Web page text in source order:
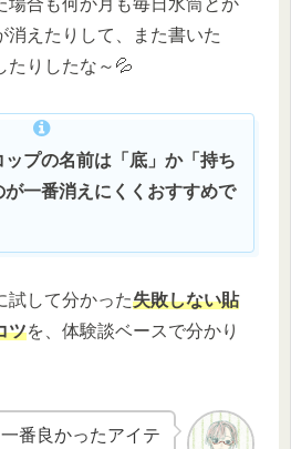
消えたりして、また書いた
たりしたな～💦
プの名前は「底」か「持ち
一番消えにくくおすすめで
試して分かった失敗しない貼
ツを、体験談ベースで分かり
番良かったアイテ